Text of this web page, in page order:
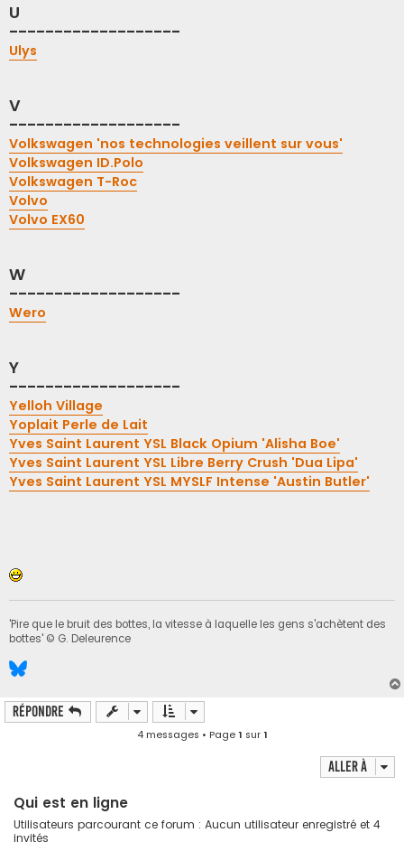
U
-------------------
Ulys
V
-------------------
Volkswagen 'nos technologies veillent sur vous'
Volkswagen ID.Polo
Volkswagen T-Roc
Volvo
Volvo EX60
W
-------------------
Wero
Y
-------------------
Yelloh Village
Yoplait Perle de Lait
Yves Saint Laurent YSL Black Opium 'Alisha Boe'
Yves Saint Laurent YSL Libre Berry Crush 'Dua Lipa'
Yves Saint Laurent YSL MYSLF Intense 'Austin Butler'
'Pire que le bruit des bottes, la vitesse à laquelle les gens s'achètent des
bottes' © G. Deleurence
Répondre
4 messages • Page1 sur1
Aller à
Qui est en ligne
Utilisateurs parcourant ce forum : Aucun utilisateur enregistré et 4
invités